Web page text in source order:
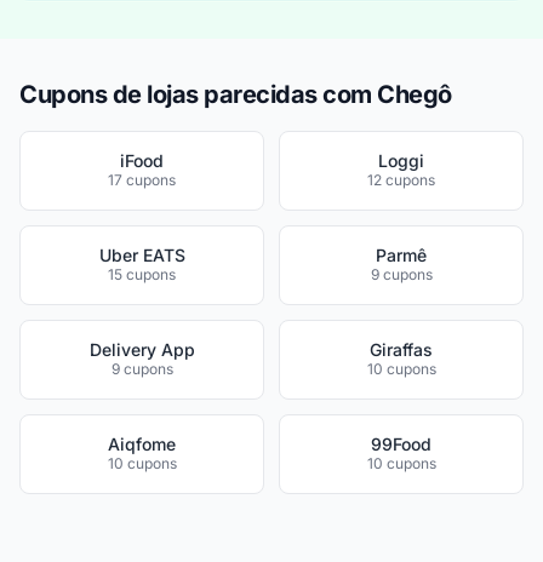
Cupons de lojas parecidas com Chegô
iFood
17 cupons
Loggi
12 cupons
Uber EATS
15 cupons
Parmê
9 cupons
Delivery App
9 cupons
Giraffas
10 cupons
Aiqfome
10 cupons
99Food
10 cupons